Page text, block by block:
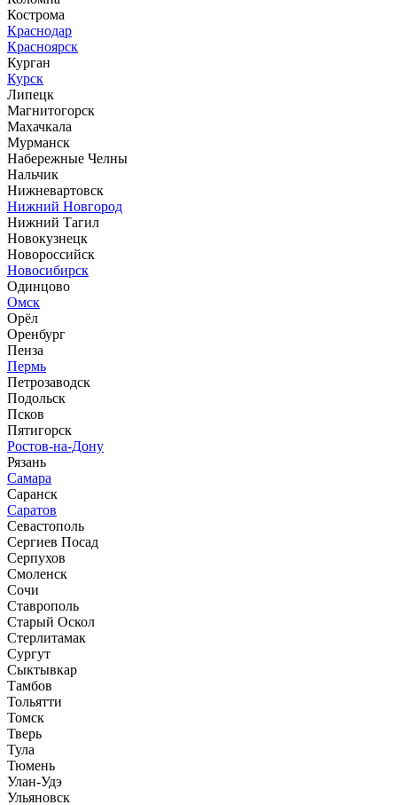
Кострома
Краснодар
Красноярск
Курган
Курск
Липецк
Магнитогорск
Махачкала
Мурманск
Набережные Челны
Нальчик
Нижневартовск
Нижний Новгород
Нижний Тагил
Новокузнецк
Новороссийск
Новосибирск
Одинцово
Омск
Орёл
Оренбург
Пенза
Пермь
Петрозаводск
Подольск
Псков
Пятигорск
Ростов-на-Дону
Рязань
Самара
Саранск
Саратов
Севастополь
Сергиев Посад
Серпухов
Смоленск
Сочи
Ставрополь
Старый Оскол
Стерлитамак
Сургут
Сыктывкар
Тамбов
Тольятти
Томск
Тверь
Тула
Тюмень
Улан-Удэ
Ульяновск